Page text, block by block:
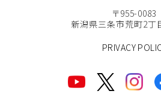
〒955-0083
新潟県三条市荒町2丁
PRIVACY